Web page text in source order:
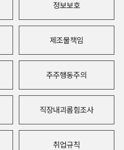
정보보호
제조물책임
주주행동주의
직장내괴롭힘조사
취업규칙